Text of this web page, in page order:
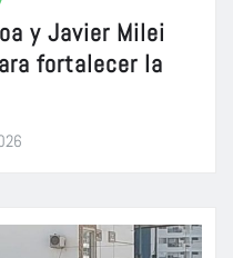
y Javier Milei
fortalecer la